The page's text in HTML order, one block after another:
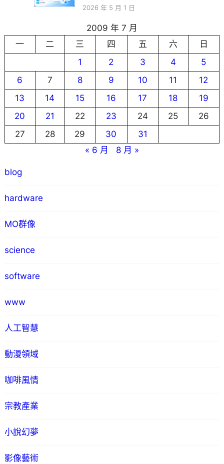
2026 年 5 月 1 日
2009 年 7 月
一
二 三 四 五 六
日
1
2 3 4
5
6
7 8 9 10 11
12
13
14 15 16 17 18
19
20
21 22 23 24 25
26
27
28 29 30
31
« 6 月
8 月 »
blog
hardware
MO群像
science
software
www
人工智慧
動漫領域
咖啡風情
宗教產業
小說幻夢
影像藝術